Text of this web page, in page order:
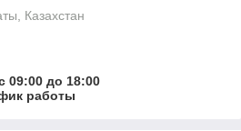
Казахстан
09:00 до 18:00
работы